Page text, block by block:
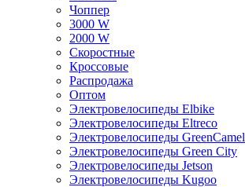
Чоппер
3000 W
2000 W
Скоростные
Кроссовые
Распродажа
Оптом
Электровелосипеды Elbike
Электровелосипеды Eltreco
Электровелосипеды GreenCamel
Электровелосипеды Green City
Электровелосипеды Jetson
Электровелосипеды Kugoo